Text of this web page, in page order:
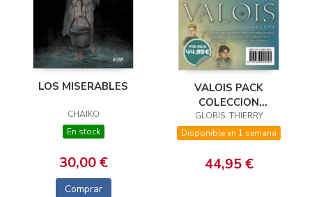
LOS MISERABLES
CHAIKO
En stock
30,00 €
Comprar
VALOIS PACK
COLECCION
COMPLETA
GLORIS, THIERRY
Disponible en 1 semana
44,95 €